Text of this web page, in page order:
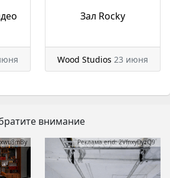
Зал Rocky
Wood Studios 23 июня
внимание
Реклама erid: 2VfnxyDyzQ9